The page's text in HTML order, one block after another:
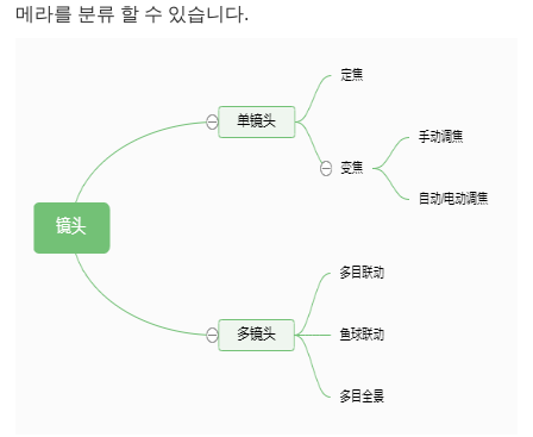
메라를 분류 할 수 있습니다.